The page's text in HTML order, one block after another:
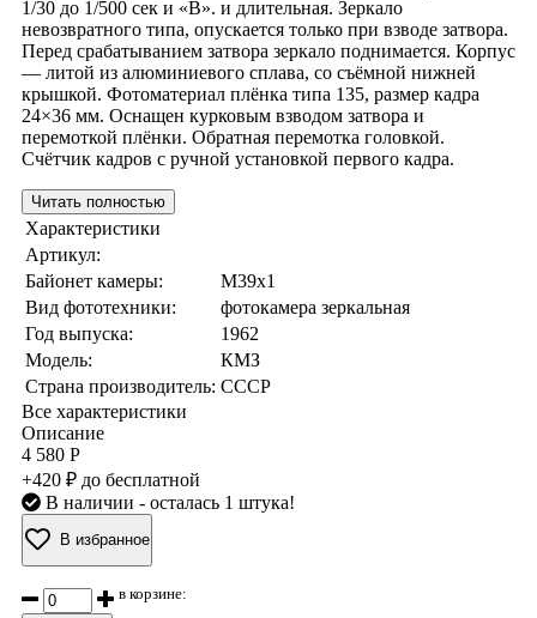
1/30 до 1/500 сек и «B». и длительная. Зеркало
невозвратного типа, опускается только при взводе затвора.
Перед срабатыванием затвора зеркало поднимается. Корпус
— литой из алюминиевого сплава, со съёмной нижней
крышкой. Фотоматериал плёнка типа 135, размер кадра
24×36 мм. Оснащен курковым взводом затвора и
перемоткой плёнки. Обратная перемотка головкой.
Счётчик кадров с ручной установкой первого кадра.
Читать полностью
Характеристики
Артикул:
Байонет камеры:
M39x1
Вид фототехники:
фотокамера зеркальная
Год выпуска:
1962
Модель:
КМЗ
Страна производитель: СССР
Все характеристики
Описание
4 580 Р
+420 ₽ до бесплатной
В наличии - осталась 1 штука!
В избранное
в корзине: